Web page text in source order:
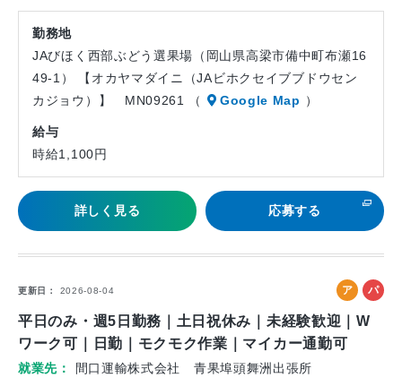
勤務地
JAびほく西部ぶどう選果場（岡山県高梁市備中町布瀬16
49-1） 【オカヤマダイニ（JAビホクセイブブドウセン
カジョウ）】 MN09261 （
Google Map ）
給与
時給1,100円
詳しく見る 応募する
更新日 2026-08-04
ア
ル
バ
パ
平日のみ・週5日勤務｜土日祝休み｜未経験歓迎｜W
ワーク可｜日勤｜モクモク作業｜マイカー通勤可
就業先 間口運輸株式会社 青果埠頭舞洲出張所